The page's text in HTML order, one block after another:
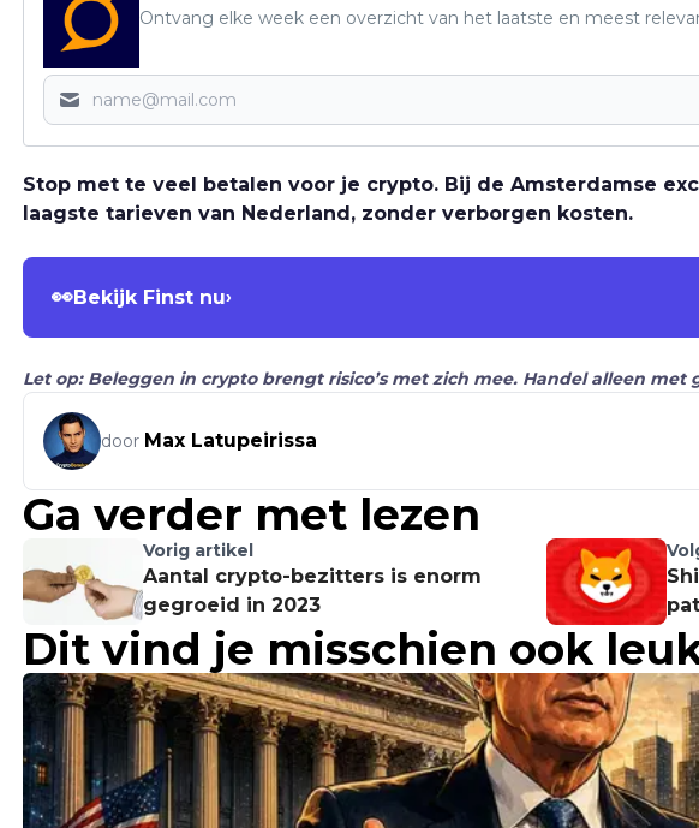
Ontvang elke week een overzicht van het laatste en meest
Stop met te veel betalen voor je crypto. Bij de Amsterdamse
laagste tarieven van Nederland, zonder verborgen kosten.
👀Bekijk Finst nu›
Let op: Beleggen in crypto brengt risico’s met zich mee. Handel alleen met
door Max Latupeirissa
Ga verder met lezen
Vorig artikel
Aantal crypto-bezitters is enorm
gegroeid in 2023
Dit vind je misschien ook